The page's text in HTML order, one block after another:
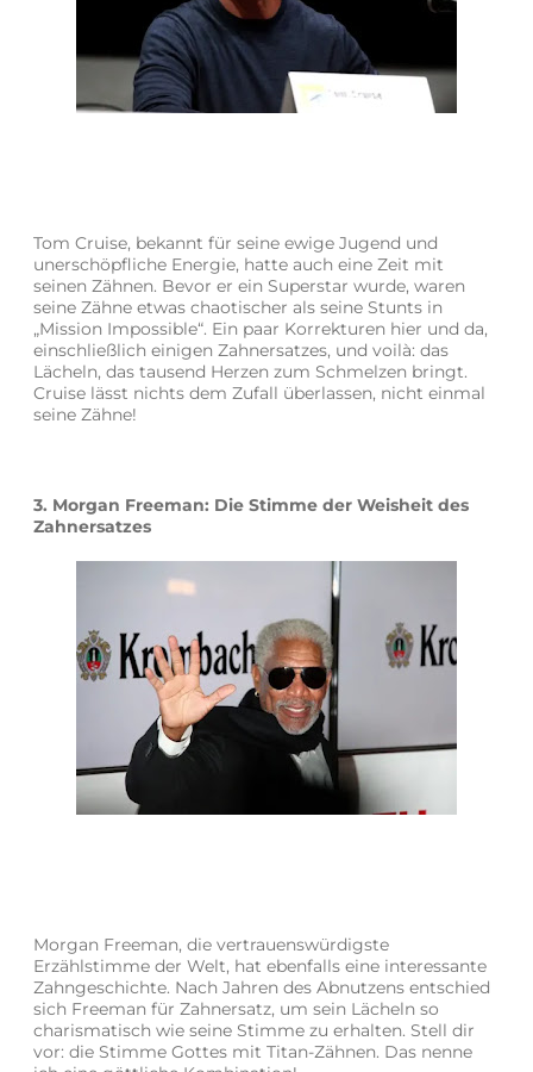
Tom Cruise, bekannt für seine ewige Jugend und
unerschöpfliche Energie, hatte auch eine Zeit mit
seinen Zähnen. Bevor er ein Superstar wurde, waren
seine Zähne etwas chaotischer als seine Stunts in
„Mission Impossible“. Ein paar Korrekturen hier und da,
einschließlich einigen Zahnersatzes, und voilà: das
Lächeln, das tausend Herzen zum Schmelzen bringt.
Cruise lässt nichts dem Zufall überlassen, nicht einmal
seine Zähne!
3. Morgan Freeman: Die Stimme der Weisheit des
Zahnersatzes
Morgan Freeman, die vertrauenswürdigste
Erzählstimme der Welt, hat ebenfalls eine interessante
Zahngeschichte. Nach Jahren des Abnutzens entschied
sich Freeman für Zahnersatz, um sein Lächeln so
charismatisch wie seine Stimme zu erhalten. Stell dir
vor: die Stimme Gottes mit Titan-Zähnen. Das nenne